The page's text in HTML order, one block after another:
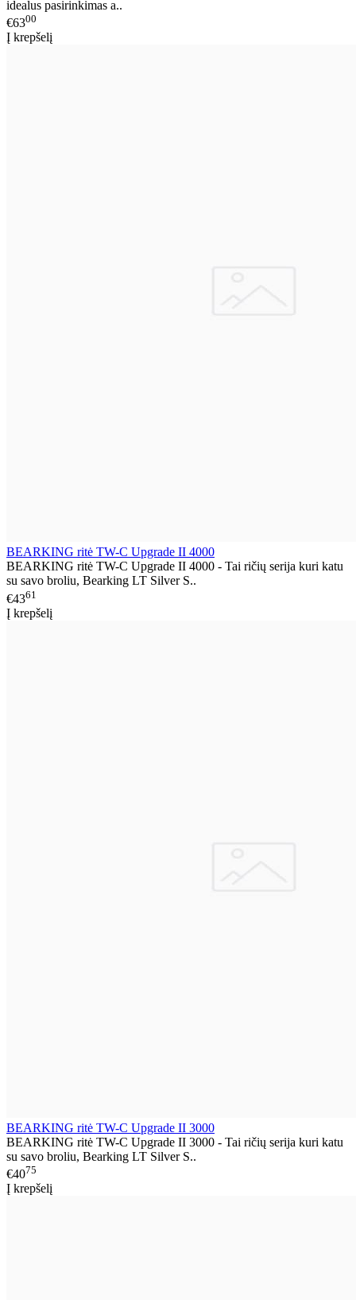
idealus pasirinkimas a..
€6300
Į krepšelį
BEARKING ritė TW-C Upgrade II 4000
BEARKING ritė TW-C Upgrade II 4000 - Tai ričių serija kuri katu
su savo broliu, Bearking LT Silver S..
€4361
Į krepšelį
BEARKING ritė TW-C Upgrade II 3000
BEARKING ritė TW-C Upgrade II 3000 - Tai ričių serija kuri katu
su savo broliu, Bearking LT Silver S..
€4075
Į krepšelį